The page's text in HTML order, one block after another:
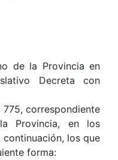
de la Provincia en
Decreta con
775, correspondiente
Provincia, en los
los que
forma: